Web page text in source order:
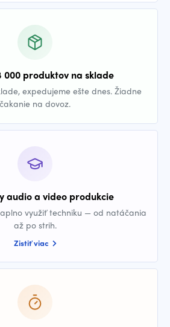
000 produktov na sklade
expedujeme ešte dnes. Žiadne
čakanie na dovoz.
audio a video produkcie
využiť techniku — od natáčania
až po strih.
Zistiť viac